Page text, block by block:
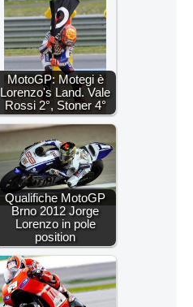
MotoGP: Motegi è
Lorenzo's Land. Vale
Rossi 2°, Stoner 4°
Qualifiche MotoGP
Brno 2012 Jorge
Lorenzo in pole
position